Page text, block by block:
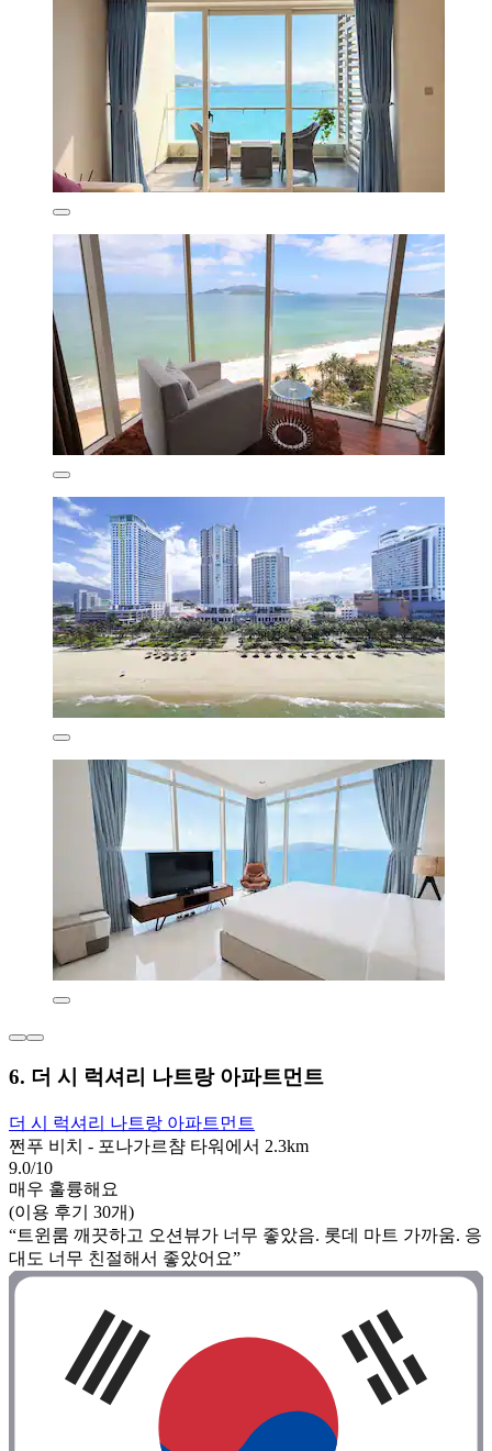
6. 더 시 럭셔리 나트랑 아파트먼트
더 시 럭셔리 나트랑 아파트먼트
쩐푸 비치 - 포나가르챰 타워에서 2.3km
9.0/10
매우 훌륭해요
(이용 후기 30개)
“트윈룸 깨끗하고 오션뷰가 너무 좋았음. 롯데 마트 가까움. 응
대도 너무 친절해서 좋았어요”